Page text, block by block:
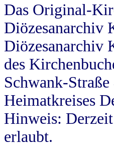
Das Original-
Diözesanarchiv
Diözesanarchiv
des
Schwank-
Heimatkreises
Hinweis:
erlaubt.